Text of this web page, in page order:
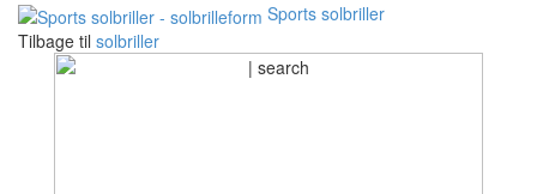
Sports solbriller
Tilbage til solbriller